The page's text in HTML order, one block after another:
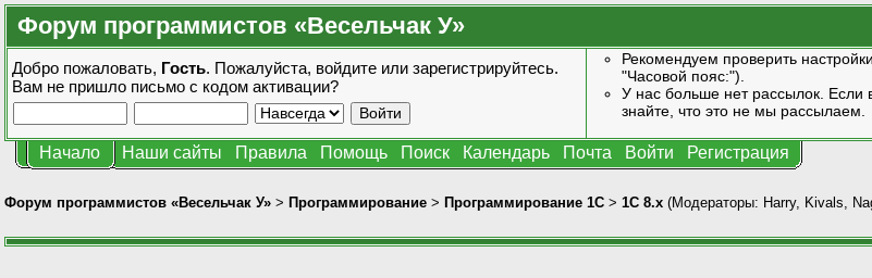
Форум программистов «Весельчак У»
Добро пожаловать, Гость. Пожалуйста, войдите или зарегистрируйтесь.
Вам не пришло письмо с кодом активации?
Рекомендуем проверить
"Часовой пояс:").
У нас больше нет рассылок. Если
знайте, что это не мы рассылаем.
Начало Наши сайты Правила Помощь Поиск Календарь Почта Войти Регистрация
Форум программистов «Весельчак У» > Программирование > Программирование 1С > 1С 8.x (Модераторы: Harry, Kivals